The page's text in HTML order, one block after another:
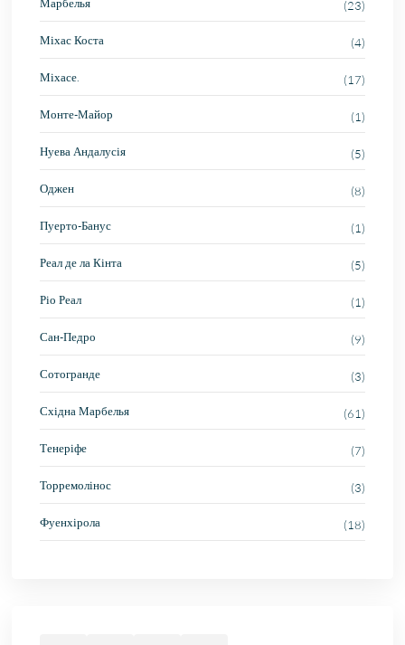
(23)
Міхас Коста (4)
Міхасе. (17)
Монте-Майор (1)
Нуева Андалусія (5)
Оджен (8)
Пуерто-Банус (1)
Реал де ла Кінта (5)
Ріо Реал (1)
Сан-Педро (9)
Сотогранде (3)
Східна Марбелья (61)
Тенеріфе (7)
Торремолінос (3)
Фуенхірола (18)